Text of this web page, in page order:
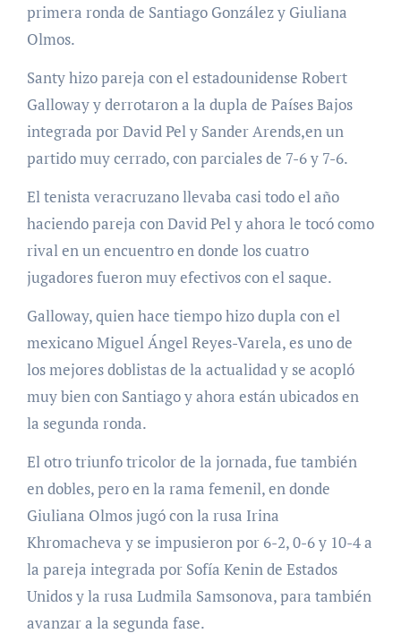
primera ronda de Santiago González y Giuliana
Olmos.
Santy hizo pareja con el estadounidense Robert
Galloway y derrotaron a la dupla de Países Bajos
integrada por David Pel y Sander Arends,en un
partido muy cerrado, con parciales de 7-6 y 7-6.
El tenista veracruzano llevaba casi todo el año
haciendo pareja con David Pel y ahora le tocó como
rival en un encuentro en donde los cuatro
jugadores fueron muy efectivos con el saque.
Galloway, quien hace tiempo hizo dupla con el
mexicano Miguel Ángel Reyes-Varela, es uno de
los mejores doblistas de la actualidad y se acopló
muy bien con Santiago y ahora están ubicados en
la segunda ronda.
El otro triunfo tricolor de la jornada, fue también
en dobles, pero en la rama femenil, en donde
Giuliana Olmos jugó con la rusa Irina
Khromacheva y se impusieron por 6-2, 0-6 y 10-4 a
la pareja integrada por Sofía Kenin de Estados
Unidos y la rusa Ludmila Samsonova, para también
avanzar a la segunda fase.